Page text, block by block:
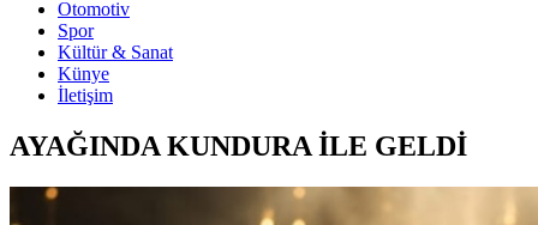
Otomotiv
Spor
Kültür & Sanat
Künye
İletişim
AYAĞINDA KUNDURA İLE GELDİ